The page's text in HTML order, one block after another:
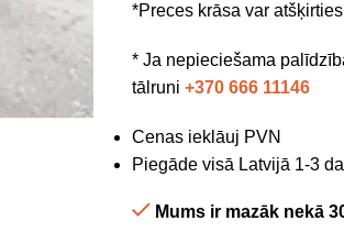
*Preces krāsa var
* Ja nepieciešama
tālruni +370 666 11146
Cenas ieklāuj PVN
Piegāde visā Latvijā 1-3
Mums ir mazāk nekā